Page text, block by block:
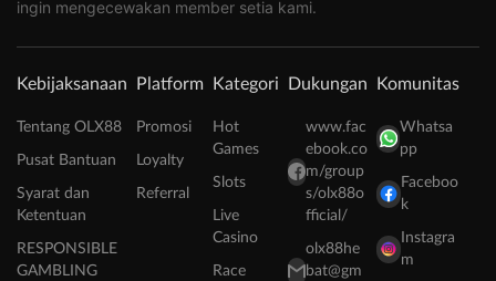
ingin mengecewakan member setia kami.
Kebijaksanaan
Tentang OLX88
Pusat Bantuan
Syarat dan
Ketentuan
RESPONSIBLE
GAMBLING
Platform
Promosi
Loyalty
Referral
Kategori
Hot
Games
Slots
Live
Casino
Race
Dukungan
www.fac
ebook.co
m/group
s/olx88o
fficial/
olx88he
bat@gm
Komunitas
Whatsa
pp
Faceboo
k
Instagra
m